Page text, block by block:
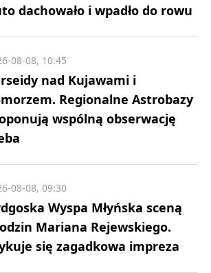
dachowało i wpadło do rowu
nad Kujawami i
Regionalne Astrobazy
wspólną obserwację
08-08, 10:45
Wyspa Młyńska sceną
Mariana Rejewskiego.
się zagadkowa impreza
08-08, 09:30